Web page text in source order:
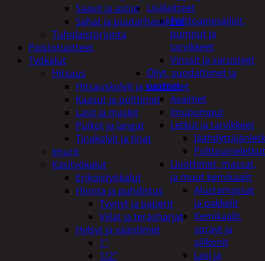
Lisälaitteet
Polttoainesäiliöt,
pumput ja
tarvikkeet
Vinssit ja varusteet
Öljyt, suodattimet ja
nesteet
Avaimet
Imupumput
Letkut ja tarvikkeet
Polttoaineletkut
Liuottimet, massat,
ja muut kemikaalit
Alustamassat
ja pakkelit
Kemikaalit,
sprayt ja
silikonit
Lasi ja
Saavit ja astiat
Sahat ja puutarhasakset
Tuholaistorjunta
Poistotuotteet
Työkalut
Hitsaus
Hitsauskolvit ja suuttimet
Kaasut ja polttimet
Lasit ja maskit
Puikot ja langat
Tinakolvit ja tinat
Imurit
Käsityökalut
Erikoistyökalut
Hionta ja puhdistus
Tyynyt ja paperit
Viilat ja teräsharjat
Hylsyt ja vääntimet
1"
1/2"